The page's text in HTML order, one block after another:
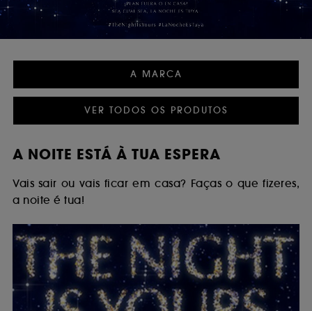
A MARCA
VER TODOS OS PRODUTOS
A NOITE ESTÁ À TUA ESPERA
Vais sair ou vais ficar em casa? Faças o que fizeres,
a noite é tua!